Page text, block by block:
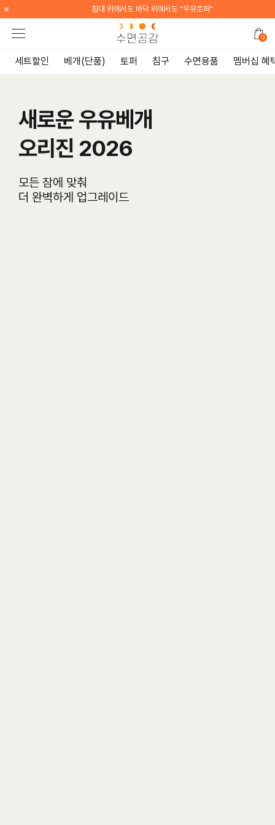
침대 위에서도 바닥 위에서도 "우유토퍼"
0
세트할인 베개(단품) 토퍼 침구 수면용품 멤버십 혜
새로운 우유베개
오리진 2026
모든 잠에 맞춰
더 완벽하게 업그레이드